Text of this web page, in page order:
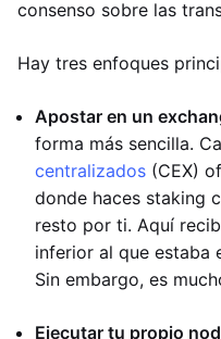
consenso sobre las
Hay tres enfoques
Apostar en un
forma más sencilla.
centralizados (CEX)
donde haces staking
resto por ti. Aquí
inferior al que estaba
Sin embargo, es
Ejecutar tu propio